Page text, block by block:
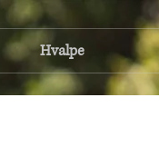
Hvalpe